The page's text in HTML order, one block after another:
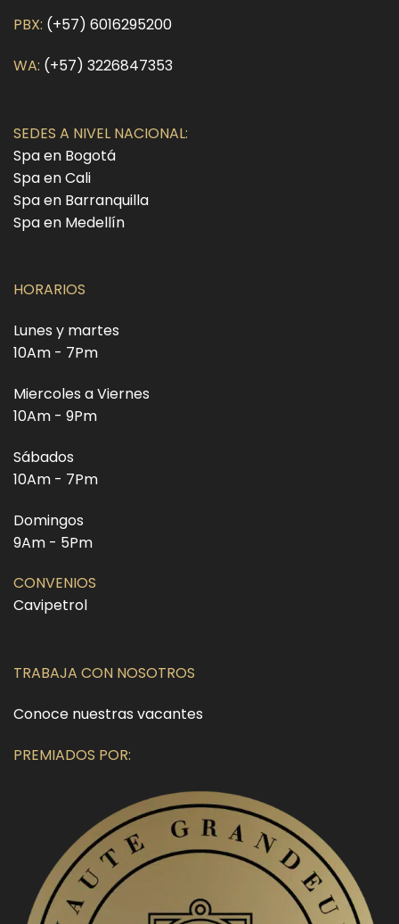
PBX: (+57) 6016295200
WA: (+57) 3226847353
SEDES A NIVEL NACIONAL:
Spa en Bogotá
Spa en Cali
Spa en Barranquilla
Spa en Medellín
HORARIOS
Lunes y martes
10Am - 7Pm
Miercoles a Viernes
10Am - 9Pm
Sábados
10Am - 7Pm
Domingos
9Am - 5Pm
CONVENIOS
Cavipetrol
TRABAJA CON NOSOTROS
Conoce nuestras vacantes
PREMIADOS POR: